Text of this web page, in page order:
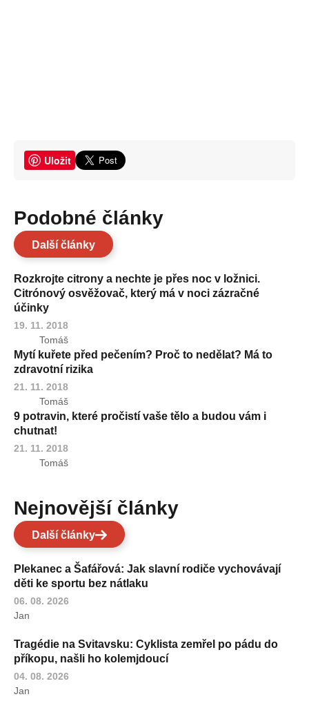
Uložit
Podobné články
Další články
Rozkrojte citrony a nechte je přes noc v ložnici.
Citrónový osvěžovač, který má v noci zázračné
účinky
19. 11. 2018
Tomáš
Mytí kuřete před pečením? Proč to nedělat? Má to
zdravotní rizika
21. 11. 2018
Tomáš
9 potravin, které pročistí vaše tělo a budou vám i
chutnat!
21. 11. 2018
Tomáš
Nejnovější články
Další články
Plekanec a Šafářová: Jak slavní rodiče vychovávají
děti ke sportu bez nátlaku
06. 08. 2026
Jan
Tragédie na Svitavsku: Cyklista zemřel po pádu do
příkopu, našli ho kolemjdoucí
04. 08. 2026
Jan